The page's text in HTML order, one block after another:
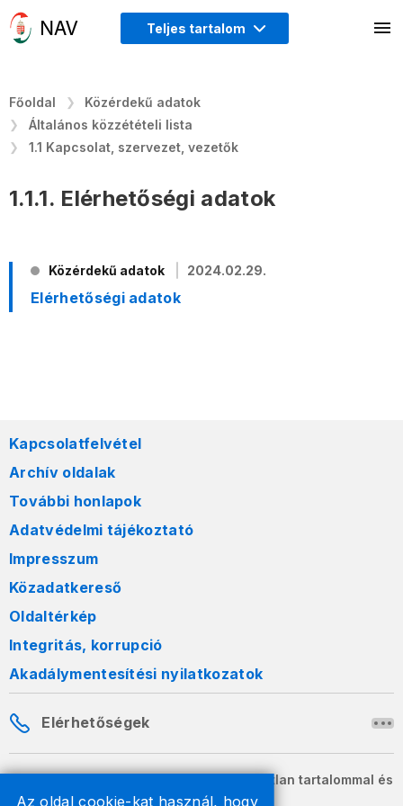
Az oldal cookie-kat használ, hogy
Teljes tartalom
Főoldal
Közérdekű adatok
Általános közzétételi lista
1.1 Kapcsolat, szervezet, vezetők
1.1.1. Elérhetőségi adatok
Közérdekű adatok 2024.02.29.
Elérhetőségi adatok
Kapcsolatfelvétel
Archív oldalak
További honlapok
Adatvédelmi tájékoztató
Impresszum
Közadatkereső
Oldaltérkép
Integritás, korrupció
Akadálymentesítési nyilatkozatok
Elérhetőségek
A honlapon szereplő információk változatlan tartalommal és
formában szabadon terjeszthetők.